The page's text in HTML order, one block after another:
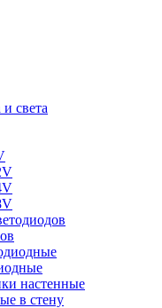
света
настенные
в стену